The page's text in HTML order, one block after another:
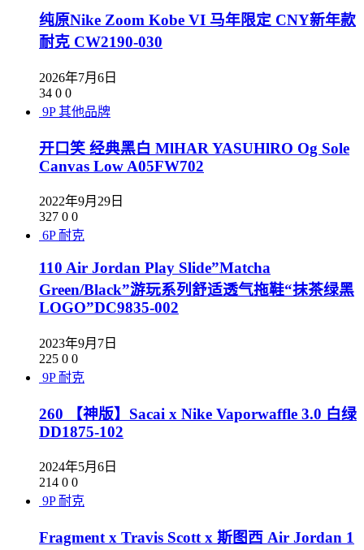
纯原Nike Zoom Kobe VI 马年限定 CNY新年款
耐克 CW2190-030
2026年7月6日
34 0 0
9P 其他品牌
开口笑 经典黑白 MlHAR YASUHlRO Og Sole
Canvas Low A05FW702
2022年9月29日
327 0 0
6P 耐克
110 Air Jordan Play Slide”Matcha
Green/Black”游玩系列舒适透气拖鞋“抹茶绿黑
LOGO”DC9835-002
2023年9月7日
225 0 0
9P 耐克
260 【神版】Sacai x Nike Vaporwaffle 3.0 白绿
DD1875-102
2024年5月6日
214 0 0
9P 耐克
Fragment x Travis Scott x 斯图西 Air Jordan 1